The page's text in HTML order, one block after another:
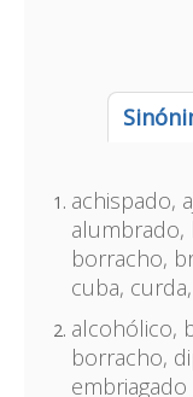
achispado,
alumbrado,
borracho,
cuba,
alcohólico,
borracho,
embriagado